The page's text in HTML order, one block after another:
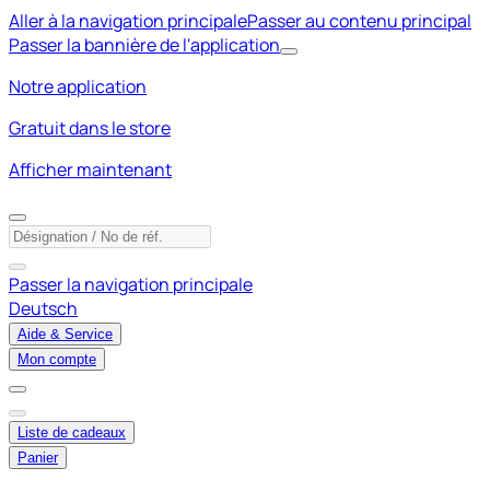
Aller à la navigation principalePasser au contenu principal
Passer la bannière de l'application
Notre application
Gratuit dans le store
Afficher maintenant
Passer la navigation principale
Deutsch
Aide & Service
Mon compte
Liste de cadeaux
Panier